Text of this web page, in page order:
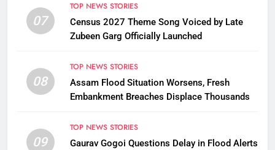
07
TOP NEWS STORIES
Census 2027 Theme Song Voiced by Late
Zubeen Garg Officially Launched
08
TOP NEWS STORIES
Assam Flood Situation Worsens, Fresh
Embankment Breaches Displace Thousands
09
TOP NEWS STORIES
Gaurav Gogoi Questions Delay in Flood Alerts